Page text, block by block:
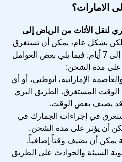
الامارات؟
لنقل الأثاث من الرياض إلى
بشكل عام، يمكن أن تستغرق
عملية الشحن البري ما بين 4 إلى 7 أيام. فيما يلي بعض العوامل
على مدة الشحن:
الإماراتية، أبوظبي، أو أي
الوقت المستغرق. الطريق البري
قد يضيف بعض الوقت.
في إجراءات الجمارك في
أن يؤثر على مدة الشحن.
يمكن أن يضيف وقتاً إضافياً.
السيئة والحوادث على الطريق